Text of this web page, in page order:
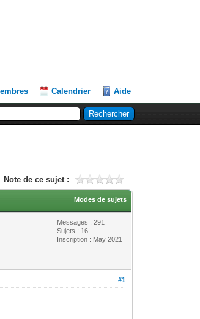
Calendrier Aide
Note de ce sujet :
Modes de sujets
Messages : 291
Sujets : 16
Inscription : May 2021
#1